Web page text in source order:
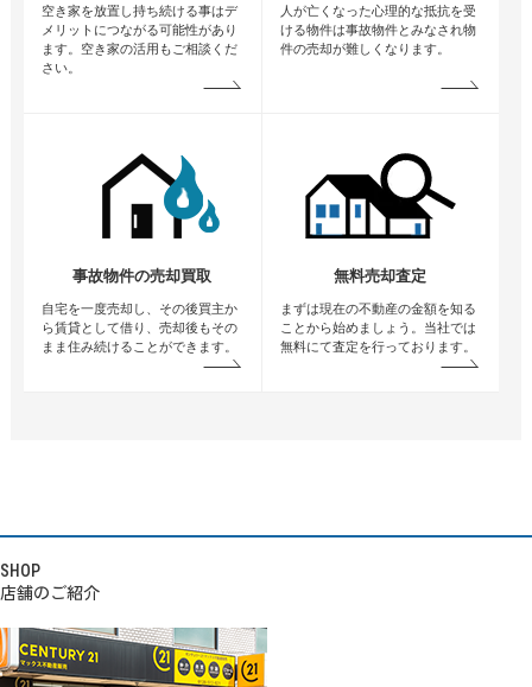
空き家を放置し持ち続ける事はデ
メリットにつながる可能性があり
ます。空き家の活用もご相談くだ
さい。
人が亡くなった心理的な抵抗を受
ける物件は事故物件とみなされ物
件の売却が難しくなります。
事故物件の売却買取
自宅を一度売却し、その後買主か
ら賃貸として借り、売却後もその
まま住み続けることができます。
無料売却査定
まずは現在の不動産の金額を知る
ことから始めましょう。当社では
無料にて査定を行っております。
SHOP
店舗のご紹介